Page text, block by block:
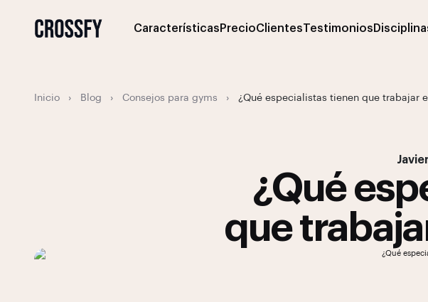
Características PrecioClientesTestimonios
Inicio › Blog › Consejos para gyms › ¿Qué especialistas tienen que trabajar
¿Qué
que